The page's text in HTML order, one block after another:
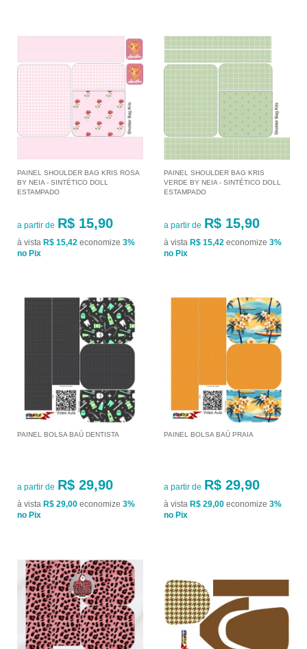
PAINEL SHOULDER BAG KRIS ROSA
BY NEIA - SINTÉTICO DOLL
ESTAMPADO
a partir de R$ 15,90
à vista R$ 15,42 economize 3%
no Pix
PAINEL SHOULDER BAG KRIS
VERDE BY NEIA - SINTÉTICO DOLL
ESTAMPADO
a partir de R$ 15,90
à vista R$ 15,42 economize 3%
no Pix
PAINEL BOLSA BAÚ DENTISTA
a partir de R$ 29,90
à vista R$ 29,00 economize 3%
no Pix
PAINEL BOLSA BAÚ PRAIA
a partir de R$ 29,90
à vista R$ 29,00 economize 3%
no Pix